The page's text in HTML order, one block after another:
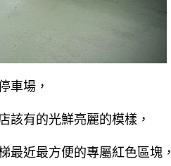
車場，
該有的光鮮亮麗的模樣，
最近最方便的專屬紅色區塊，